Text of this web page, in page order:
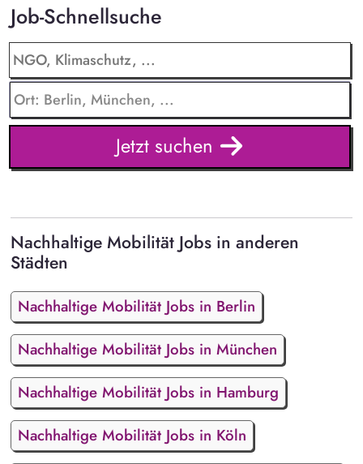
Job-Schnellsuche
Jetzt suchen
Nachhaltige Mobilität Jobs in anderen
Städten
Nachhaltige Mobilität Jobs in Berlin
Nachhaltige Mobilität Jobs in München
Nachhaltige Mobilität Jobs in Hamburg
Nachhaltige Mobilität Jobs in Köln